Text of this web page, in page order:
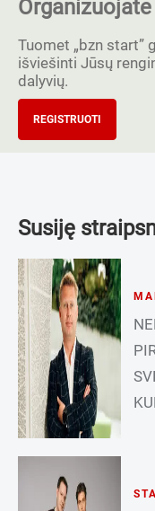
Tuomet „bzn start”
išviešinti Jūsų
dalyvių.
REGISTRUOTI
Susiję